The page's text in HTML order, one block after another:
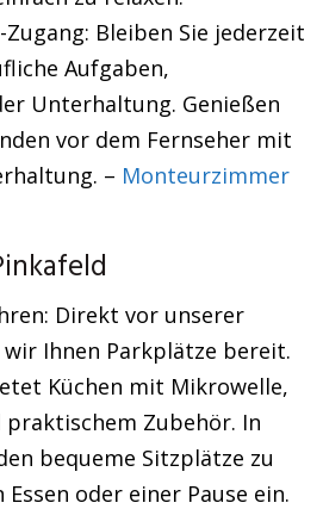
Bleiben Sie jederzeit
Aufgaben,
Unterhaltung. Genießen
vor dem Fernseher mit
– Monteurzimmer
Direkt vor unserer
Ihnen Parkplätze bereit.
Küchen mit Mikrowelle,
praktischem Zubehör. In
bequeme Sitzplätze zu
oder einer Pause ein.